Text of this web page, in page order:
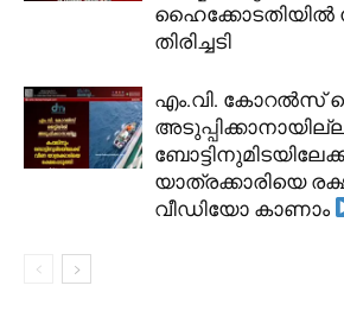
ഹൈക്കോടതിയിൽ
തിരിച്ചടി
​എം.വി. കോറൽസ്
യാത്രക്കാരിയെ
വീഡിയോ കാണാം